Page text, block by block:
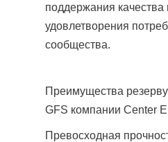
поддержания качества
удовлетворения
сообщества.
Преимущества
GFS компании Center
Превосходная